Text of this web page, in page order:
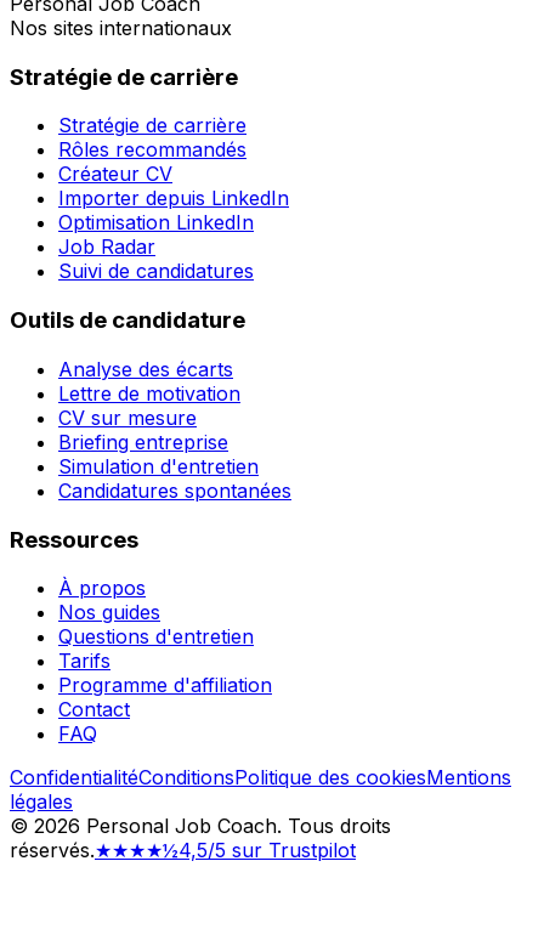
Nos sites internationaux
Stratégie de carrière
Stratégie de carrière
Rôles recommandés
Créateur CV
Importer depuis LinkedIn
Optimisation LinkedIn
Job Radar
Suivi de candidatures
Outils de candidature
Analyse des écarts
Lettre de motivation
CV sur mesure
Briefing entreprise
Simulation d'entretien
Candidatures spontanées
Ressources
À propos
Nos guides
Questions d'entretien
Tarifs
Programme d'affiliation
Contact
FAQ
ConfidentialitéConditionsPolitique des cookiesMentions
légales
© 2026 Personal Job Coach. Tous droits
réservés.★★★★½4,5/5 sur Trustpilot